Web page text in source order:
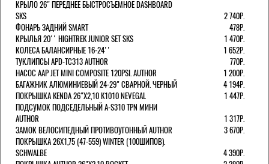
КРЫЛО 26" ПЕРЕДНЕЕ БЫСТРОСЪЕМНОЕ DASHBOARD
SKS
2 740Р.
ФОНАРЬ ЗАДНИЙ SMART
478Р.
КРЫЛЬЯ 20'' HIGHTREK JUNIOR SET SKS
1 470Р.
КОЛЕСА БАЛАНСИРНЫЕ 16-24''
1 652Р.
ТУКЛИПСЫ APD-TC313 AUTHOR
770Р.
НАСОС AAP JET MINI COMPOSITE 120PSI. AUTHOR
1 200Р.
БАГАЖНИК АЛЮМИНИЕВЫЙ 24-29" СВАРНОЙ. ЧЕРНЫЙ
4 194Р.
ПОКРЫШКА KENDA 26"Х2,10 K1010 NEVEGAL
1 447Р.
ПОДСУМОК ПОДСЕДЕЛЬНЫЙ A-S310 TPN МИНИ
AUTHOR
1 317Р.
ЗАМОК ВЕЛОСИПЕДНЫЙ ПРОТИВОУГОННЫЙ AUTHOR
3 670Р.
ПОКРЫШКА 26X1,75 (47-559) WINTER (100ШИПОВ).
SCHWALBE
4 390Р.